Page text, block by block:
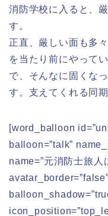
消防学校に入ると、
す。
正直、厳しい面も多
を当たり前にやって
で、そんなに固くな
す。支えてくれる同
[word_balloon
balloon=”talk”
name=”元消防士旅人